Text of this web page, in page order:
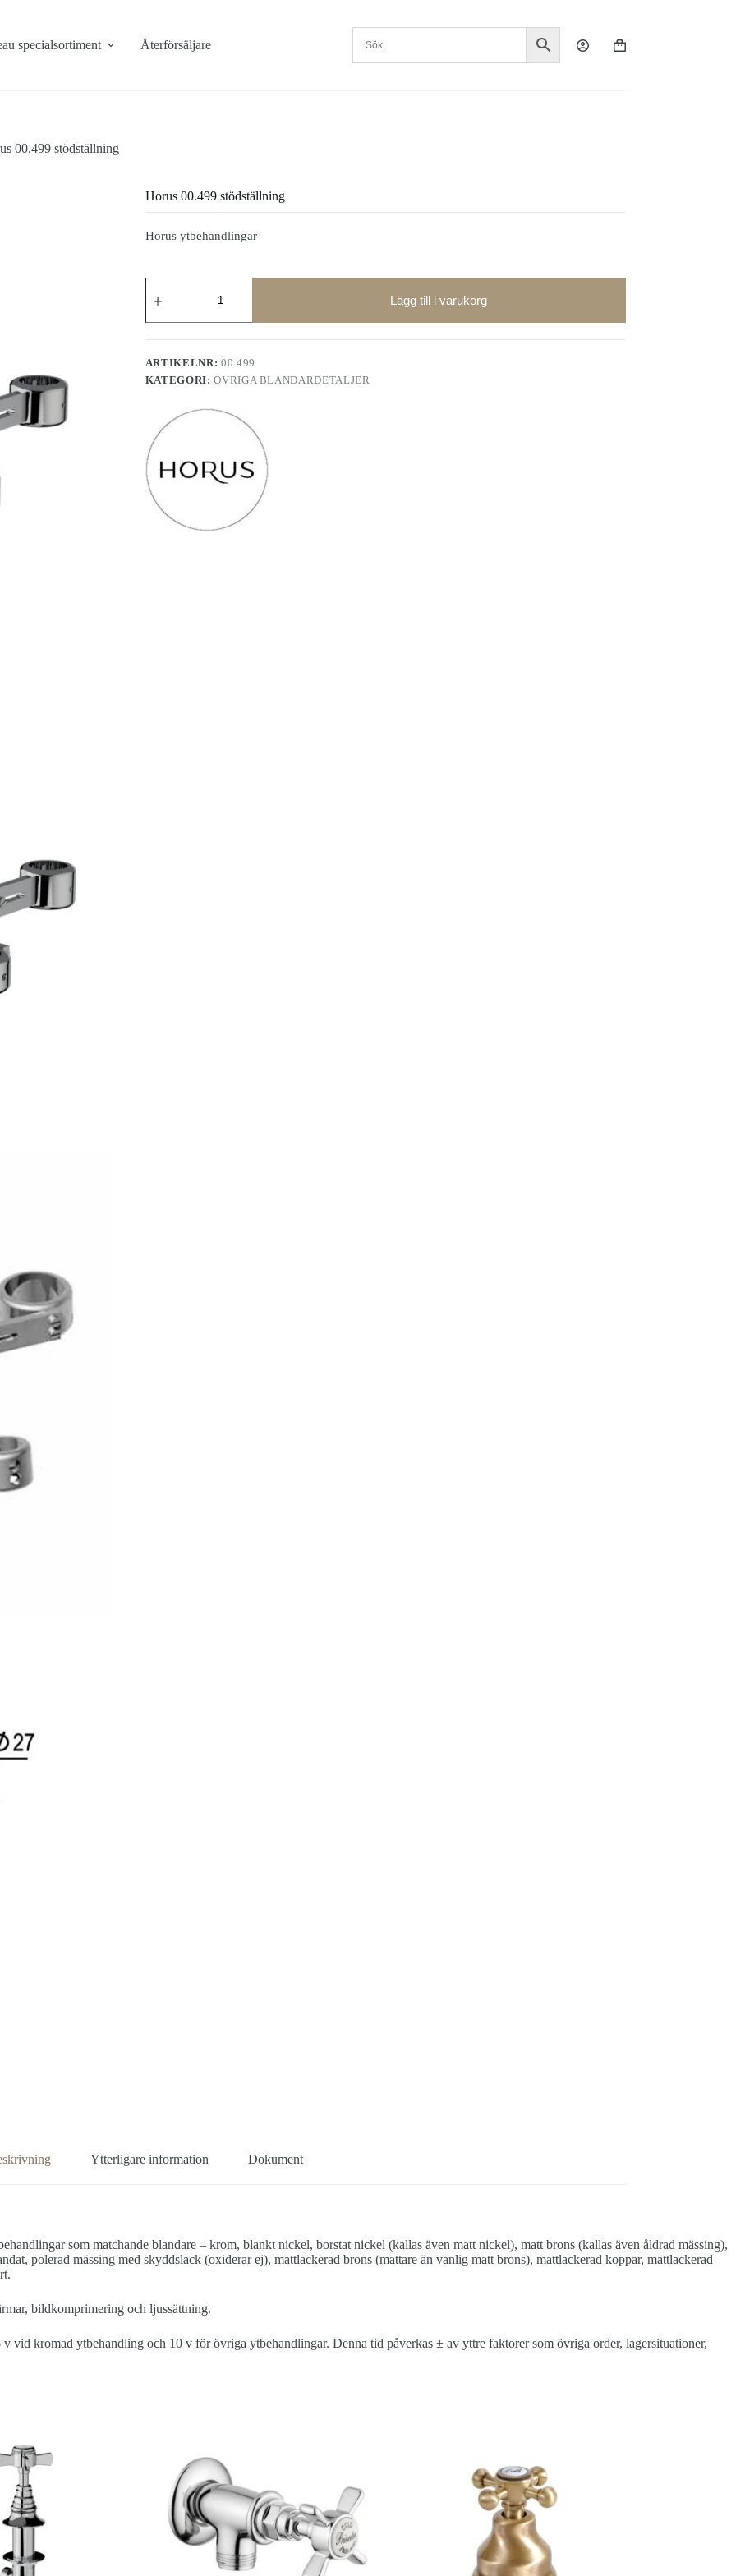
specialsortiment Återförsäljare Varukorg
00.499 stödställning
Horus 00.499 stödställning
Horus ytbehandlingar
00.499
mängd
Lägg till i varukorg
ARTIKELNR: 00.499
KATEGORI:ÖVRIGA BLANDARDETALJER
Ytterligare information Dokument
som matchande blandare – krom, blankt nickel, borstat nickel (kallas även matt nickel), matt brons (kallas även åldrad mässing),
polerad mässing med skyddslack (oxiderar ej), mattlackerad brons (mattare än vanlig matt brons), mattlackerad koppar, mattlackerad
bildkomprimering och ljussättning.
vid kromad ytbehandling och 10 v för övriga ytbehandlingar. Denna tid påverkas ± av yttre faktorer som övriga order, lagersituationer,